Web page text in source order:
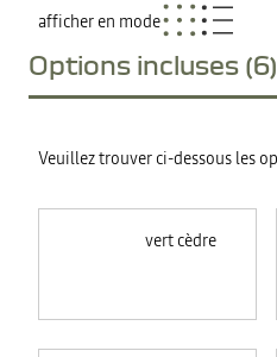
afficher en mode
Options incluses (6)
Veuillez trouver ci-dessous les
vert cèdre